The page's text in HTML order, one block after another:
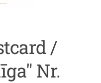
/
Nr.